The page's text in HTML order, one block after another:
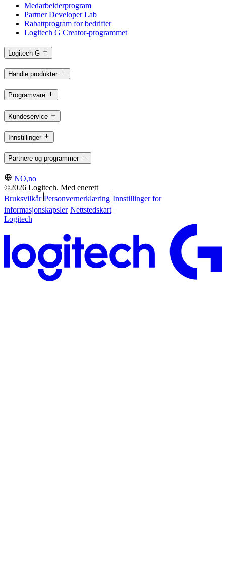
Medarbeiderprogram
Partner Developer Lab
Rabattprogram for bedrifter
Logitech G Creator-programmet
Logitech G
Handle produkter
Programvare
Kundeservice
Innstillinger
Partnere og programmer
NO,no
©2026 Logitech. Med enerett
Bruksvilkår Personvernerklæring Innstillinger for
informasjonskapsler Nettstedskart
Logitech